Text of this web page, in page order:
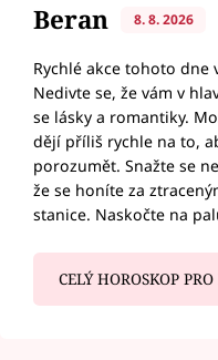
Beran 8. 8. 2026
Rychlé akce tohoto dne
Nedivte se, že vám v
se lásky a romantiky.
dějí příliš rychle na to,
porozumět. Snažte se
že se honíte za
stanice. Naskočte na
CELÝ HOROSKOP